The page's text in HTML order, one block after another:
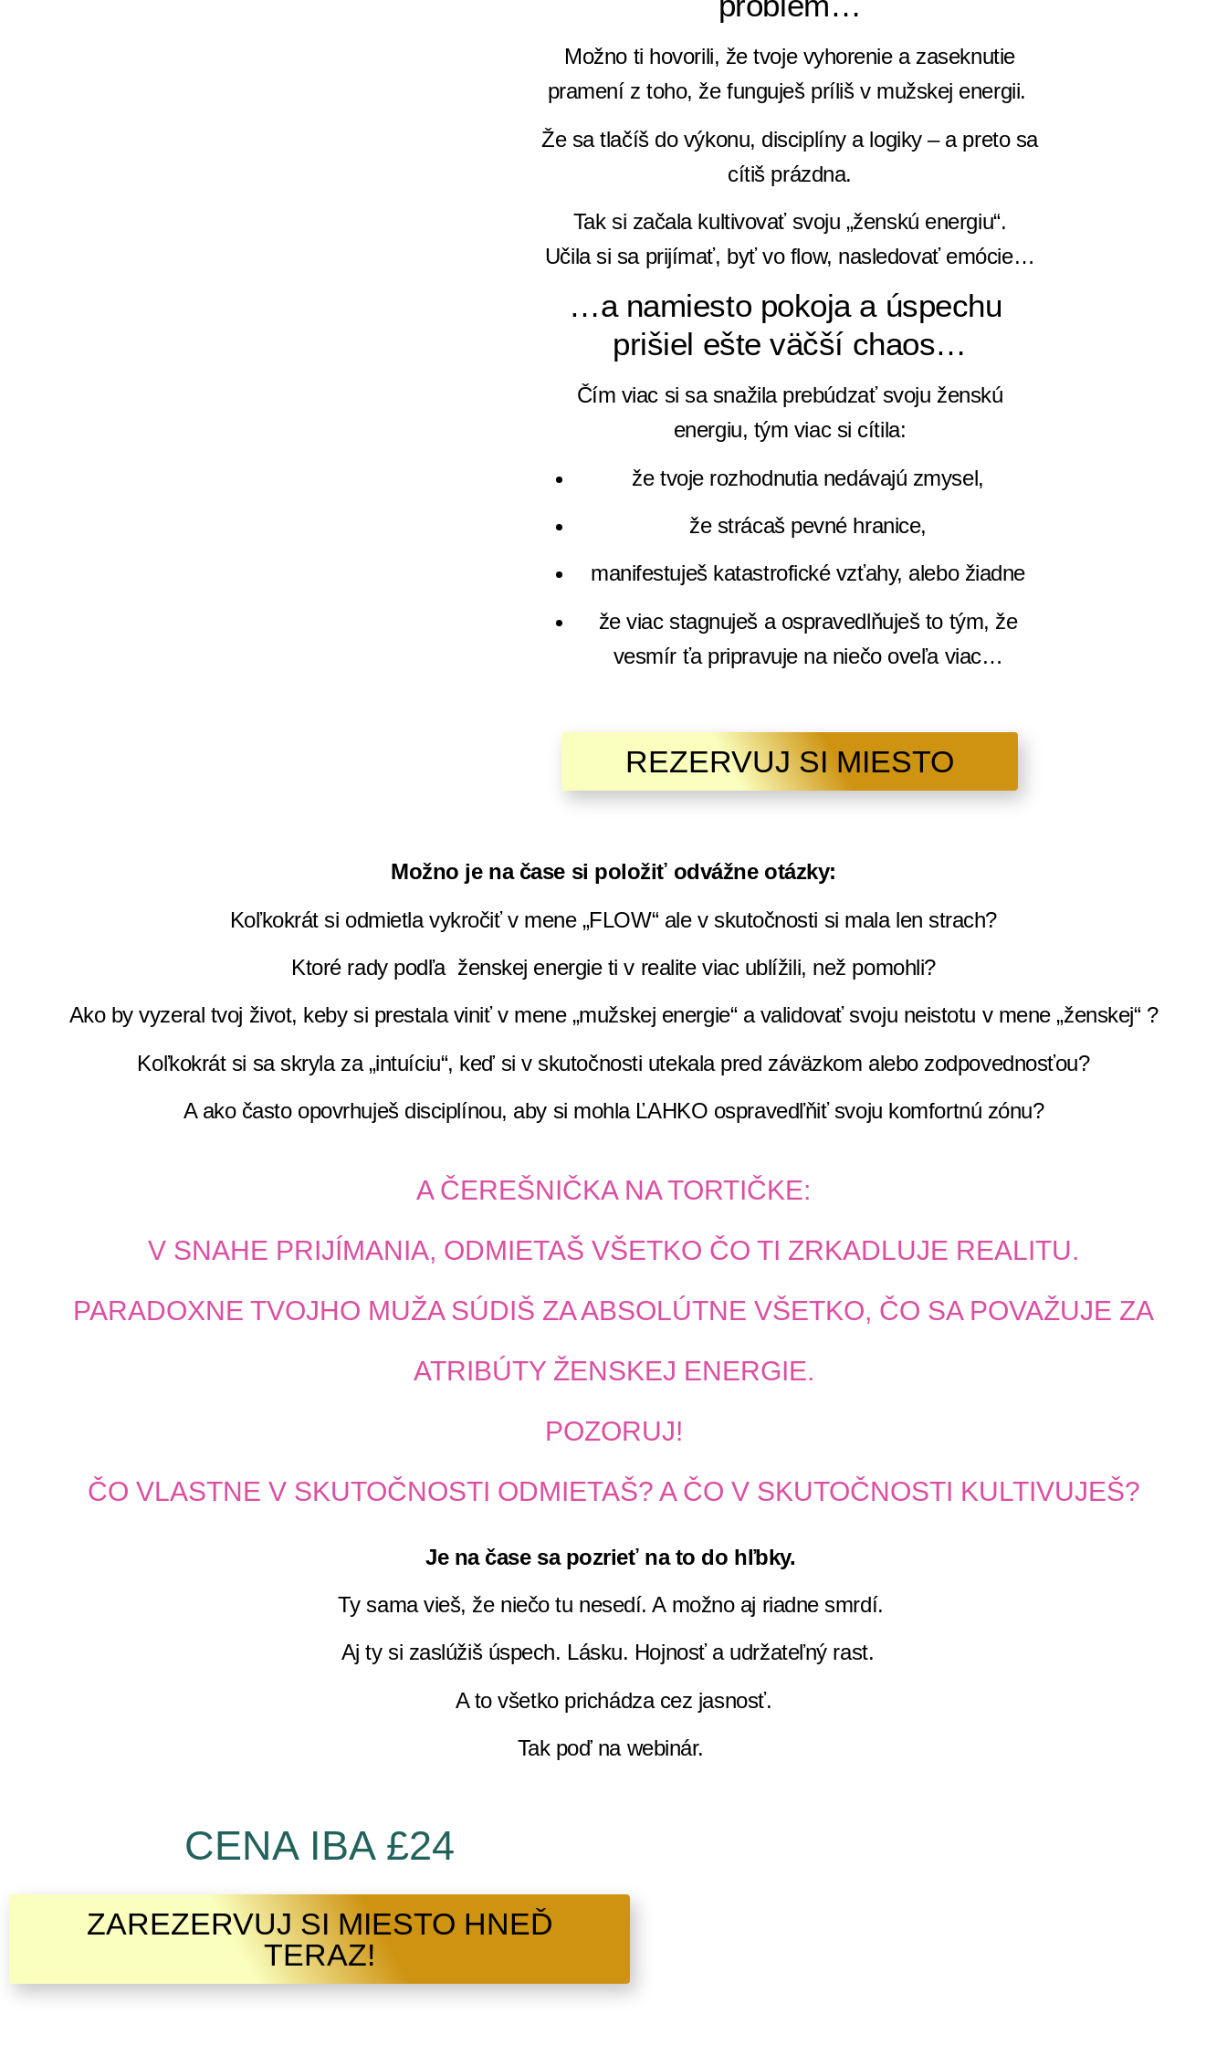
Možno ti hovorili, že tvoje vyhorenie a zaseknutie
pramení z toho, že funguješ príliš v mužskej energii.
Že sa tlačíš do výkonu, disciplíny a logiky – a preto sa
cítiš prázdna.
Tak si začala kultivovať svoju „ženskú energiu“.
Učila si sa prijímať, byť vo flow, nasledovať emócie…
…a namiesto pokoja a úspechu
prišiel ešte väčší chaos…
Čím viac si sa snažila prebúdzať svoju ženskú
energiu, tým viac si cítila:
že tvoje rozhodnutia nedávajú zmysel,
že strácaš pevné hranice,
manifestuješ katastrofické vzťahy, alebo žiadne
že viac stagnuješ a ospravedlňuješ to tým, že
vesmír ťa pripravuje na niečo oveľa viac…
REZERVUJ SI MIESTO
Možno je na čase si položiť odvážne otázky:
Koľkokrát si odmietla vykročiť v mene „FLOW“ ale v skutočnosti si mala len strach?
Ktoré rady podľa ženskej energie ti v realite viac ublížili, než pomohli?
Ako by vyzeral tvoj život, keby si prestala viniť v mene „mužskej energie“ a validovať svoju neistotu v mene „ženskej“ ?
Koľkokrát si sa skryla za „intuíciu“, keď si v skutočnosti utekala pred záväzkom alebo zodpovednosťou?
A ako často opovrhuješ disciplínou, aby si mohla ĽAHKO ospravedľňiť svoju komfortnú zónu?
A ČEREŠNIČKA NA TORTIČKE:
V SNAHE PRIJÍMANIA, ODMIETAŠ VŠETKO ČO TI ZRKADLUJE REALITU.
PARADOXNE TVOJHO MUŽA SÚDIŠ ZA ABSOLÚTNE VŠETKO, ČO SA POVAŽUJE ZA
ATRIBÚTY ŽENSKEJ ENERGIE.
POZORUJ!
ČO VLASTNE V SKUTOČNOSTI ODMIETAŠ? A ČO V SKUTOČNOSTI KULTIVUJEŠ?
Je na čase sa pozrieť na to do hľbky.
Ty sama vieš, že niečo tu nesedí. A možno aj riadne smrdí.
Aj ty si zaslúžiš úspech. Lásku. Hojnosť a udržateľný rast.
A to všetko prichádza cez jasnosť.
Tak poď na webinár.
CENA IBA £24
ZAREZERVUJ SI MIESTO HNEĎ
TERAZ!